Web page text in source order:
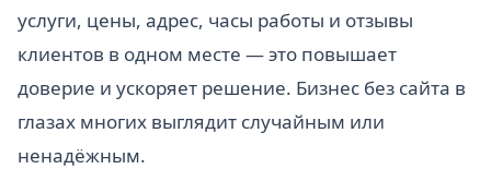
услуги, цены, адрес, часы работы и отзывы
клиентов в одном месте — это повышает
доверие и ускоряет решение. Бизнес без сайта в
глазах многих выглядит случайным или
ненадёжным.